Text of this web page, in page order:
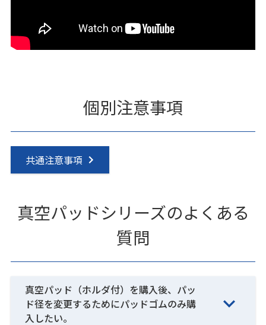
個別注意事項
共通注意事項
真空パッドシリーズのよくある
質問
真空パッド（ホルダ付）を購入後、パッ
ド径を変更するためにパッドゴムのみ購
入したい。